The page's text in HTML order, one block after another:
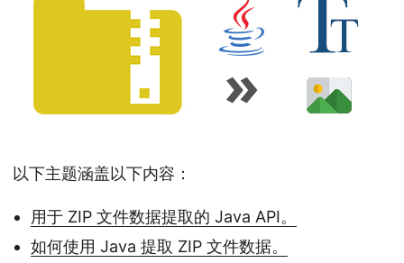
以下主题涵盖以下内容：
用于 ZIP 文件数据提取的 Java API。
如何使用 Java 提取 ZIP 文件数据。